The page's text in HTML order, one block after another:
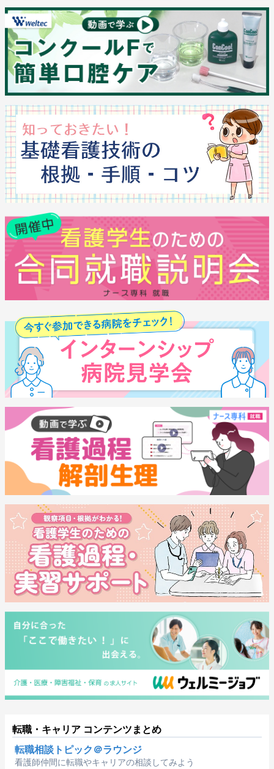
転職・キャリア コンテンツまとめ
転職相談トピック＠ラウンジ
看護師仲間に転職やキャリアの相談してみよう